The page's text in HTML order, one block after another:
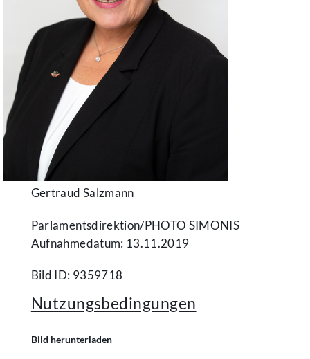
Gertraud Salzmann
Parlamentsdirektion/​PHOTO SIMONIS
Aufnahmedatum: 13.11.2019
Bild ID: 9359718
Nutzungsbedingungen
Bild herunterladen